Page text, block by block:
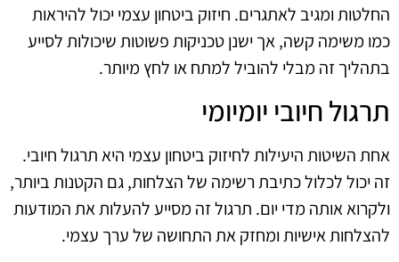
החלטות ומגיב לאתגרים. חיזוק ביטחון עצמי יכול להיראות
כמו משימה קשה, אך ישנן טכניקות פשוטות שיכולות לסייע
בתהליך זה מבלי להוביל למתח או לחץ מיותר.
תרגול חיובי יומיומי
אחת השיטות היעילות לחיזוק ביטחון עצמי היא תרגול חיובי.
זה יכול לכלול כתיבת רשימה של הצלחות, גם הקטנות ביותר,
ולקרוא אותה מדי יום. תרגול זה מסייע להעלות את המודעות
להצלחות אישיות ומחזק את התחושה של ערך עצמי.